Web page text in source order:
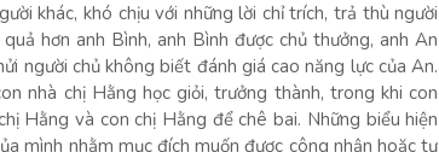
khác, khó chịu với những lời chỉ trích, trả thù người
hơn anh Bình, anh Bình được chủ thưởng, anh An
người chủ không biết đánh giá cao năng lực của An.
nhà chị Hằng học giỏi, trưởng thành, trong khi con
Hằng và con chị Hằng để chê bai. Những biểu hiện
mình nhằm mục đích muốn được công nhận hoặc tự